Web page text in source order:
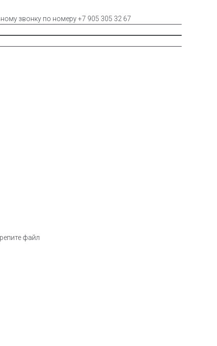
звонку по номеру +7 905 305 32 67
файл